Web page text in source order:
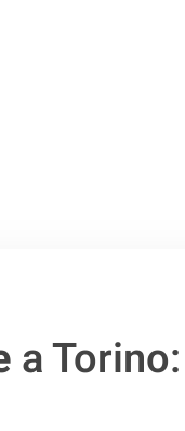
a Torino: